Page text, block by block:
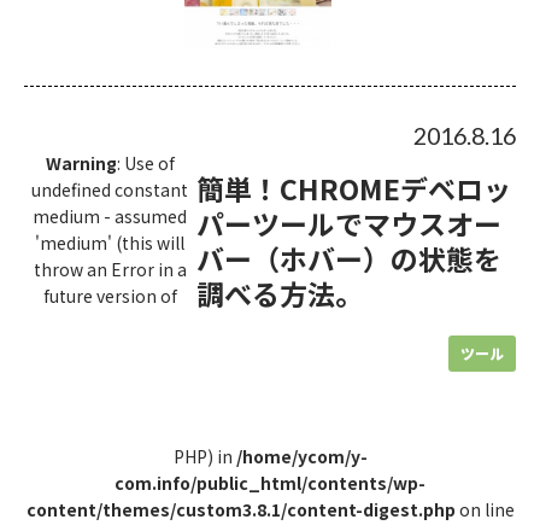
2016.8.16
簡単！CHROMEデベロッ
パーツールでマウスオー
バー（ホバー）の状態を
調べる方法。
ツール
Warning: Use of
undefined constant
medium - assumed
'medium' (this will
throw an Error in a
future version of
PHP) in /home/ycom/y-
com.info/public_html/contents/wp-
content/themes/custom3.8.1/content-digest.php on line